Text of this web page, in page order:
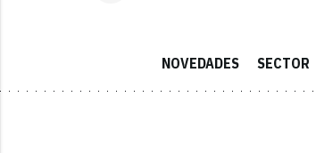
NOVEDADES SECTOR